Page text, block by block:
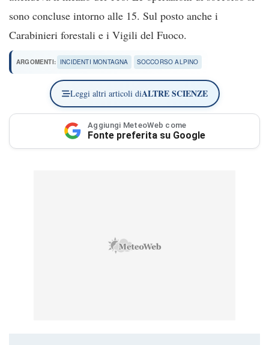
sono concluse intorno alle 15. Sul posto anche i
Carabinieri forestali e i Vigili del Fuoco.
ARGOMENTI: INCIDENTI MONTAGNA SOCCORSO ALPINO
Leggi altri articoli diALTRE SCIENZE
Aggiungi MeteoWeb come
Fonte preferita su Google